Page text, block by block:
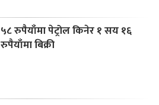
५८ रुपैयाँमा पेट्रोल किनेर १ सय १६
रुपैयाँमा बिक्री